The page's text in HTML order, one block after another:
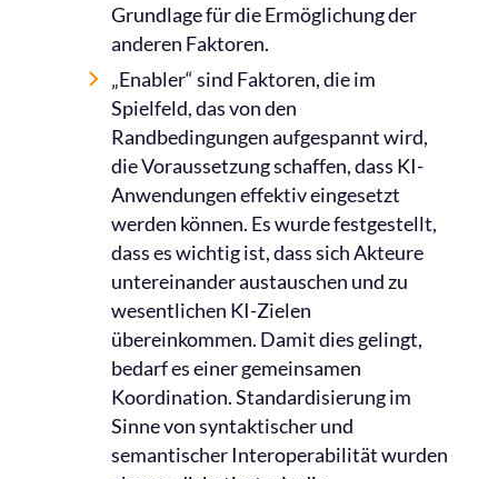
Grundlage für die Ermöglichung der
anderen Faktoren.
„Enabler“ sind Faktoren, die im
Spielfeld, das von den
Randbedingungen aufgespannt wird,
die Voraussetzung schaffen, dass KI-
Anwendungen effektiv eingesetzt
werden können. Es wurde festgestellt,
dass es wichtig ist, dass sich Akteure
untereinander austauschen und zu
wesentlichen KI-Zielen
übereinkommen. Damit dies gelingt,
bedarf es einer gemeinsamen
Koordination. Standardisierung im
Sinne von syntaktischer und
semantischer Interoperabilität wurden